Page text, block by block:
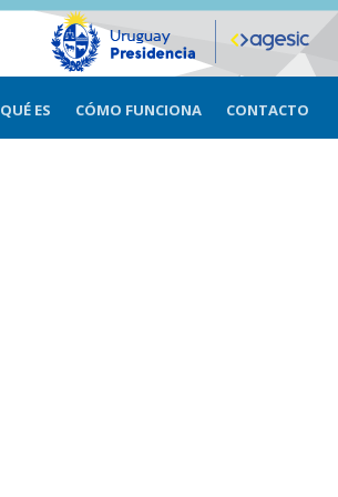
QUÉ ES CÓMO FUNCIONA CONTACTO